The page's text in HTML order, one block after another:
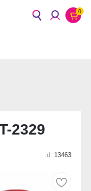
0
2329
id: 13463